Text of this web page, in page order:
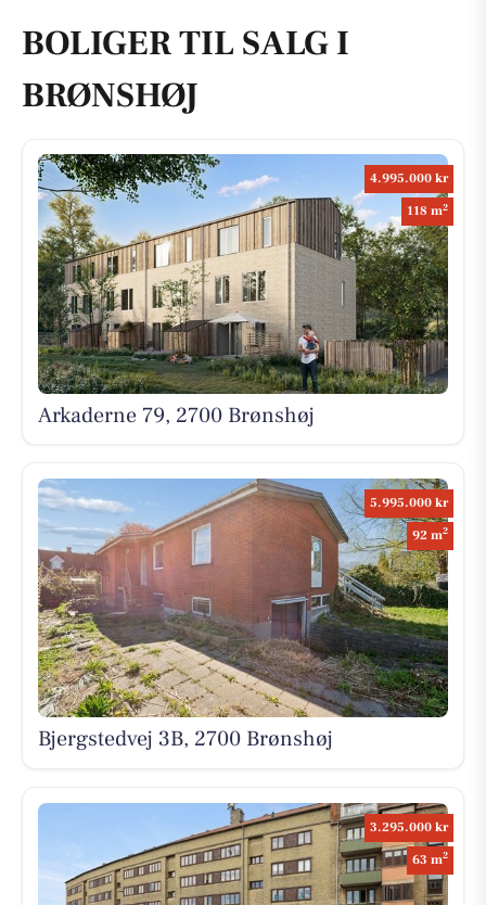
BOLIGER TIL SALG I
BRØNSHØJ
4.995.000 kr
118 m2
Arkaderne 79, 2700 Brønshøj
5.995.000 kr
92 m2
Bjergstedvej 3B, 2700 Brønshøj
3.295.000 kr
63 m2